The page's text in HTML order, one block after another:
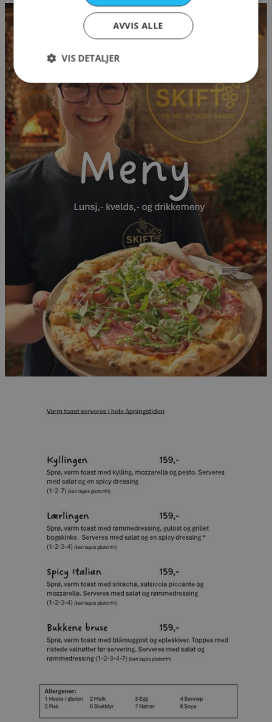
AVVIS ALLE
VIS DETALJER
Strengt nødvendig Ytelse
Markedsføring
Funksjonalitet
Strengt nødvendige informasjonskapsler tillater
kjernefunksjoner på nettstedet, som
brukerinnlogging og kontoadministrasjon.
Nettstedet kan ikke brukes riktig uten strengt
nødvendige informasjonskapsler.
Navn
Forsørger/Domene
sessionid_www.bodobakeri.no
www.bodobakeri.no
CookieScriptConsent
CookieScript
www.bodobakeri.no
Lagringserklæring
Navn
cie-session-api-key
google_auto_fc_cmp_setting
Navn
elfsight_viewed_recently
Elfsight
core.service.elfsight.com
sekunder
Googles
personvernregler